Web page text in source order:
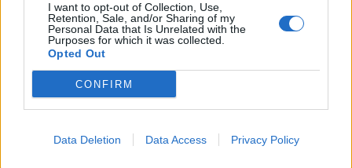
I want to opt-out of Collection, Use,
Retention, Sale, and/or Sharing of my
Personal Data that Is Unrelated with the
Purposes for which it was collected.
Opted Out
CONFIRM
Data Deletion Data Access Privacy Policy
Lindab Krok KFK
Läs mer
Lindab Rörböj
Läs mer